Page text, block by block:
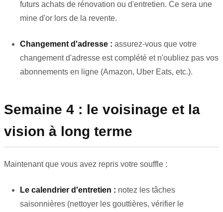
futurs achats de rénovation ou d'entretien. Ce sera une
mine d'or lors de la revente.
Changement d'adresse : assurez-vous que votre
changement d'adresse est complété et n'oubliez pas vos
abonnements en ligne (Amazon, Uber Eats, etc.).
Semaine 4 : le voisinage et la
vision à long terme
Maintenant que vous avez repris votre souffle :
Le calendrier d'entretien : notez les tâches
saisonnières (nettoyer les gouttières, vérifier le